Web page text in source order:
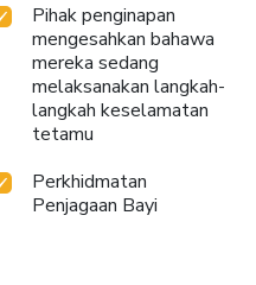
Pihak penginapan
mengesahkan bahawa
mereka sedang
melaksanakan langkah-
langkah keselamatan
tetamu
Perkhidmatan
Penjagaan Bayi